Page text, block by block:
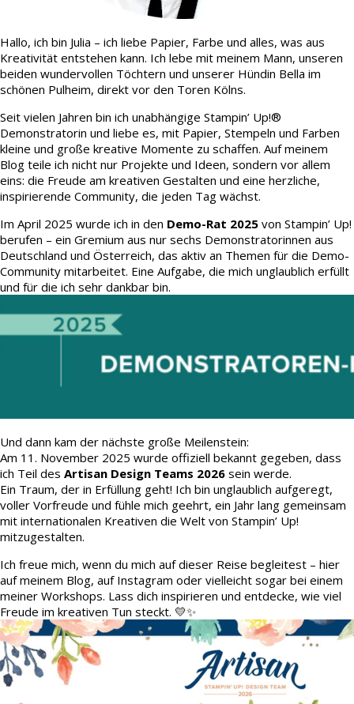
Hallo, ich bin Julia – ich liebe Papier, Farbe und alles, was aus
Kreativität entstehen kann. Ich lebe mit meinem Mann, unseren
beiden wundervollen Töchtern und unserer Hündin Bella im
schönen Pulheim, direkt vor den Toren Kölns.
Seit vielen Jahren bin ich unabhängige Stampin’ Up!®
Demonstratorin und liebe es, mit Papier, Stempeln und Farben
kleine und große kreative Momente zu schaffen. Auf meinem
Blog teile ich nicht nur Projekte und Ideen, sondern vor allem
eins: die Freude am kreativen Gestalten und eine herzliche,
inspirierende Community, die jeden Tag wächst.
Im April 2025 wurde ich in den Demo-Rat 2025 von Stampin’ Up!
berufen – ein Gremium aus nur sechs Demonstratorinnen aus
Deutschland und Österreich, das aktiv an Themen für die Demo-
Community mitarbeitet. Eine Aufgabe, die mich unglaublich erfüllt
und für die ich sehr dankbar bin.
Und dann kam der nächste große Meilenstein:
Am 11. November 2025 wurde offiziell bekannt gegeben, dass
ich Teil des Artisan Design Teams 2026 sein werde.
Ein Traum, der in Erfüllung geht! Ich bin unglaublich aufgeregt,
voller Vorfreude und fühle mich geehrt, ein Jahr lang gemeinsam
mit internationalen Kreativen die Welt von Stampin’ Up!
mitzugestalten.
Ich freue mich, wenn du mich auf dieser Reise begleitest – hier
auf meinem Blog, auf Instagram oder vielleicht sogar bei einem
meiner Workshops. Lass dich inspirieren und entdecke, wie viel
Freude im kreativen Tun steckt. 💛✨